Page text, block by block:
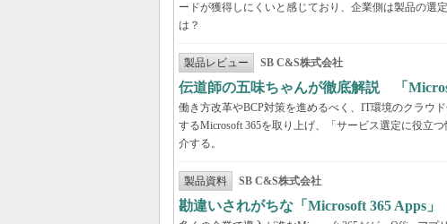
ードが獲得しにくいと感じており、企業側は製品の選
は？
製品レビュー SB C&S株式会社
伝道師の五味ちゃんが徹底解説 「
働き方改革やBCP対策を進めるべく、IT環境のクラウ
するMicrosoft 365を取り上げ、「サービス選定に役立
介する。
製品資料 SB C&S株式会社
勘違いされがちな「Microsoft 365 Apps